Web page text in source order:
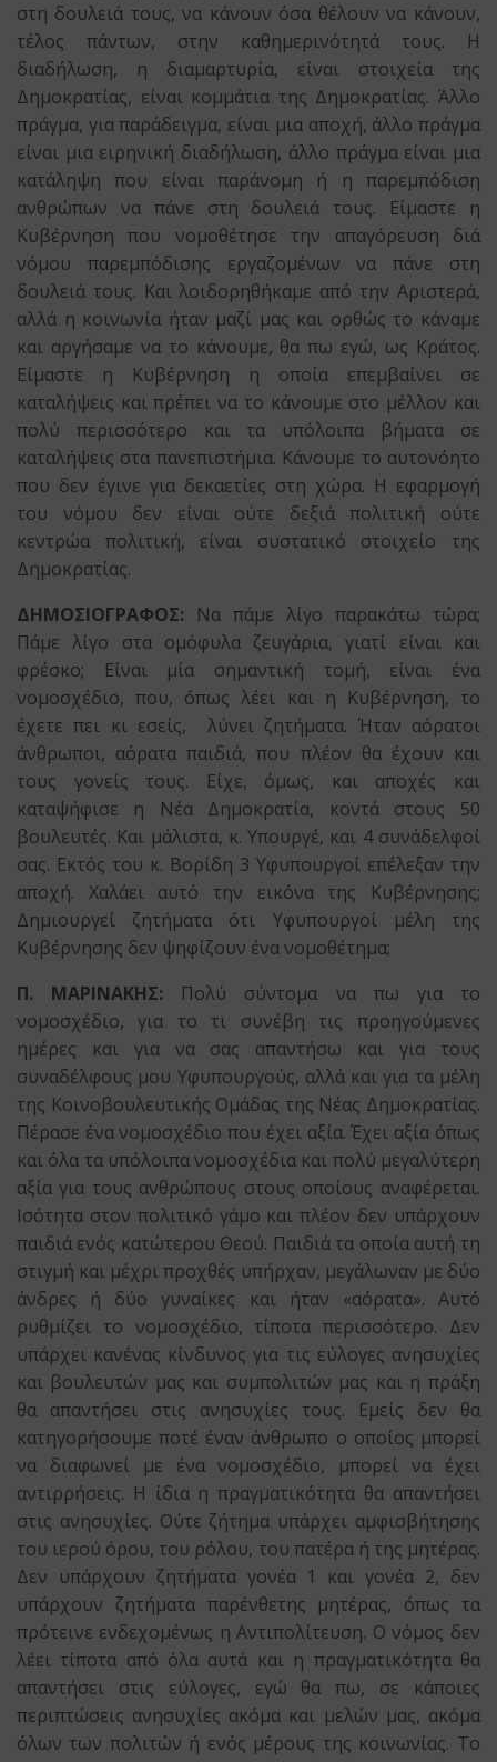
στη δουλειά τους, να κάνουν όσα θέλουν να κάνουν,
τέλος πάντων, στην καθημερινότητά τους. Η
διαδήλωση, η διαμαρτυρία, είναι στοιχεία της
Δημοκρατίας, είναι κομμάτια της Δημοκρατίας. Άλλο
πράγμα, για παράδειγμα, είναι μια αποχή, άλλο πράγμα
είναι μια ειρηνική διαδήλωση, άλλο πράγμα είναι μια
κατάληψη που είναι παράνομη ή η παρεμπόδιση
ανθρώπων να πάνε στη δουλειά τους. Είμαστε η
Κυβέρνηση που νομοθέτησε την απαγόρευση διά
νόμου παρεμπόδισης εργαζομένων να πάνε στη
δουλειά τους. Και λοιδορηθήκαμε από την Αριστερά,
αλλά η κοινωνία ήταν μαζί μας και ορθώς το κάναμε
και αργήσαμε να το κάνουμε, θα πω εγώ, ως Κράτος.
Είμαστε η Κυβέρνηση η οποία επεμβαίνει σε
καταλήψεις και πρέπει να το κάνουμε στο μέλλον και
πολύ περισσότερο και τα υπόλοιπα βήματα σε
καταλήψεις στα πανεπιστήμια. Κάνουμε το αυτονόητο
που δεν έγινε για δεκαετίες στη χώρα. Η εφαρμογή
του νόμου δεν είναι ούτε δεξιά πολιτική ούτε
κεντρώα πολιτική, είναι συστατικό στοιχείο της
Δημοκρατίας.
ΔΗΜΟΣΙΟΓΡΑΦΟΣ: Να πάμε λίγο παρακάτω τώρα;
Πάμε λίγο στα ομόφυλα ζευγάρια, γιατί είναι και
φρέσκο; Είναι μία σημαντική τομή, είναι ένα
νομοσχέδιο, που, όπως λέει και η Κυβέρνηση, το
έχετε πει κι εσείς, λύνει ζητήματα. Ήταν αόρατοι
άνθρωποι, αόρατα παιδιά, που πλέον θα έχουν και
τους γονείς τους. Είχε, όμως, και αποχές και
καταψήφισε η Νέα Δημοκρατία, κοντά στους 50
βουλευτές. Και μάλιστα, κ. Υπουργέ, και 4 συνάδελφοί
σας. Εκτός του κ. Βορίδη 3 Υφυπουργοί επέλεξαν την
αποχή. Χαλάει αυτό την εικόνα της Κυβέρνησης;
Δημιουργεί ζητήματα ότι Υφυπουργοί μέλη της
Κυβέρνησης δεν ψηφίζουν ένα νομοθέτημα;
Π. ΜΑΡΙΝΑΚΗΣ: Πολύ σύντομα να πω για το
νομοσχέδιο, για το τι συνέβη τις προηγούμενες
ημέρες και για να σας απαντήσω και για τους
συναδέλφους μου Υφυπουργούς, αλλά και για τα μέλη
της Κοινοβουλευτικής Ομάδας της Νέας Δημοκρατίας.
Πέρασε ένα νομοσχέδιο που έχει αξία. Έχει αξία όπως
και όλα τα υπόλοιπα νομοσχέδια και πολύ μεγαλύτερη
αξία για τους ανθρώπους στους οποίους αναφέρεται.
Ισότητα στον πολιτικό γάμο και πλέον δεν υπάρχουν
παιδιά ενός κατώτερου Θεού. Παιδιά τα οποία αυτή τη
στιγμή και μέχρι προχθές υπήρχαν, μεγάλωναν με δύο
άνδρες ή δύο γυναίκες και ήταν «αόρατα». Αυτό
ρυθμίζει το νομοσχέδιο, τίποτα περισσότερο. Δεν
υπάρχει κανένας κίνδυνος για τις εύλογες ανησυχίες
και βουλευτών μας και συμπολιτών μας και η πράξη
θα απαντήσει στις ανησυχίες τους. Εμείς δεν θα
κατηγορήσουμε ποτέ έναν άνθρωπο ο οποίος μπορεί
να διαφωνεί με ένα νομοσχέδιο, μπορεί να έχει
αντιρρήσεις. Η ίδια η πραγματικότητα θα απαντήσει
στις ανησυχίες. Ούτε ζήτημα υπάρχει αμφισβήτησης
του ιερού όρου, του ρόλου, του πατέρα ή της μητέρας.
Δεν υπάρχουν ζητήματα γονέα 1 και γονέα 2, δεν
υπάρχουν ζητήματα παρένθετης μητέρας, όπως τα
πρότεινε ενδεχομένως η Αντιπολίτευση. Ο νόμος δεν
λέει τίποτα από όλα αυτά και η πραγματικότητα θα
απαντήσει στις εύλογες, εγώ θα πω, σε κάποιες
περιπτώσεις ανησυχίες ακόμα και μελών μας, ακόμα
όλων των πολιτών ή ενός μέρους της κοινωνίας. Το